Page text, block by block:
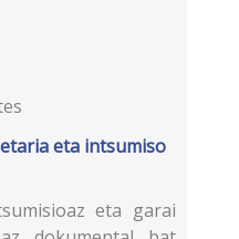
eta intsumiso
eta garai